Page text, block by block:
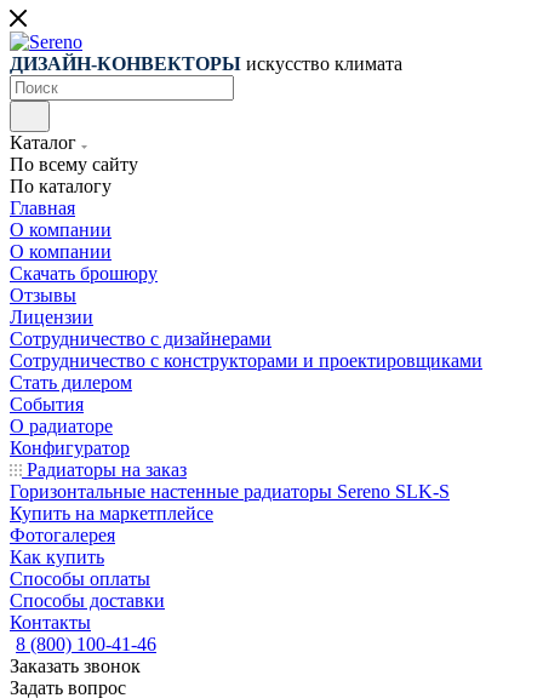
ДИЗАЙН-КОНВЕКТОРЫ искусство климата
Каталог
По всему сайту
По каталогу
Главная
О компании
О компании
Скачать брошюру
Отзывы
Лицензии
Сотрудничество с дизайнерами
Сотрудничество с конструкторами и проектировщиками
Стать дилером
События
О радиаторе
Конфигуратор
Радиаторы на заказ
Горизонтальные настенные радиаторы Sereno SLK-S
Купить на маркетплейсе
Фотогалерея
Как купить
Способы оплаты
Способы доставки
Контакты
8 (800) 100-41-46
Заказать звонок
Задать вопрос